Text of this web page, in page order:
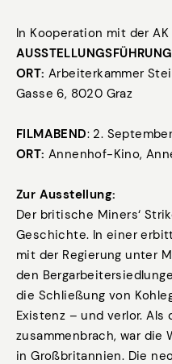
In Kooperation mit der
ORT: Arbeiterkammer
Gasse 6, 8020 Graz
FILMABEND: 2.
ORT: Annenhof-Kino,
Zur Ausstellung:
Der britische Miners‘
Geschichte. In einer
mit der Regierung unter
den
die Schließung von
Existenz – und verlor.
zusammenbrach, war
in Großbritannien. Die